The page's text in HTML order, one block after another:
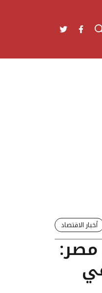
أخبار الاقتصاد
مصر:
في